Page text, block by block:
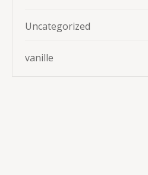
Uncategorized
vanille